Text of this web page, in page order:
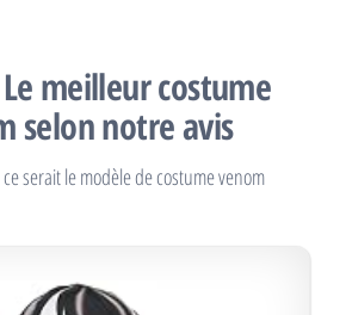
meilleur costume
selon notre avis
serait le modèle de costume venom